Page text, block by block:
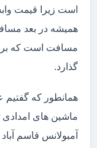
است زیرا قیمت
همیشه در بعد
مسافت است که بر
گذارد.
همانطور که گفتیم
ماشین های امدادی
آمبولانس قاسم